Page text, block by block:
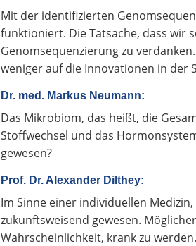
Mit der identifizierten
funktioniert. Die Tatsache, dass wir
Genomsequenzierung zu
weniger auf die Innovationen in der
Dr. med. Markus Neumann:
Das Mikrobiom, das heißt, die
Stoffwechsel und das
gewesen?
Prof. Dr. Alexander Dilthey:
Im Sinne einer individuellen
zukunftsweisend gewesen.
Wahrscheinlichkeit, krank zu werden.